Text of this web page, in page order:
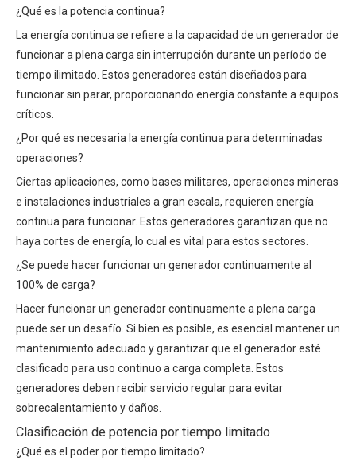
¿Qué es la potencia continua?
La energía continua se refiere a la capacidad de un generador de
funcionar a plena carga sin interrupción durante un período de
tiempo ilimitado. Estos generadores están diseñados para
funcionar sin parar, proporcionando energía constante a equipos
críticos.
¿Por qué es necesaria la energía continua para determinadas
operaciones?
Ciertas aplicaciones, como bases militares, operaciones mineras
e instalaciones industriales a gran escala, requieren energía
continua para funcionar. Estos generadores garantizan que no
haya cortes de energía, lo cual es vital para estos sectores.
¿Se puede hacer funcionar un generador continuamente al
100% de carga?
Hacer funcionar un generador continuamente a plena carga
puede ser un desafío. Si bien es posible, es esencial mantener un
mantenimiento adecuado y garantizar que el generador esté
clasificado para uso continuo a carga completa. Estos
generadores deben recibir servicio regular para evitar
sobrecalentamiento y daños.
Clasificación de potencia por tiempo limitado
¿Qué es el poder por tiempo limitado?